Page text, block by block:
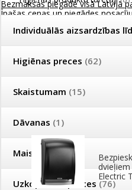
Individuālās aizsardzības
Higiēnas preces (62)
Skaistumam (15)
Dāvanas (1)
Maisi (34)
Uzkopšanas preces (76)
Bezmaksas piegāde visā Latvijā
Īpašas cenas un piegādes
Reģistrējies un saņem pastāvīgu
Papīra dvieļu
Produkti»Dozatori un
Kārtot pēc
Electric